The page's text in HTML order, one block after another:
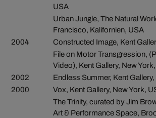
USA
Urban Jungle, The Natural
Francisco, Kalifornien, USA
2004
Constructed Image, Kent
File on Motor Transgression,
Video), Kent Gallery, New
2002
Endless Summer, Kent
2000
Vox, Kent Gallery, New York,
The Trinity, curated by Jim
Art & Performance Space,